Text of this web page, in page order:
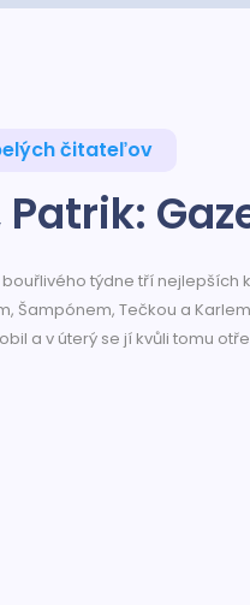
čitateľov
Patrik:
týdne tří nejlepších
Šampónem, Tečkou a
a v úterý se jí kvůli tomu